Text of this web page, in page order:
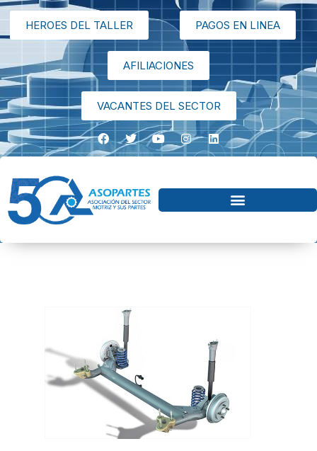
HEROES DEL TALLER PAGOS EN LINEA
AFILIACIONES
VACANTES DEL SECTOR